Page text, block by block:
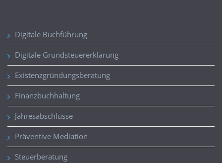
Digitale Buchführung
Digitale Grundsteuererklärung
Existenzgründungsberatung
Finanzbuchhaltung
Jahresabschlüsse
Präventive Mediation
Steuerberatung